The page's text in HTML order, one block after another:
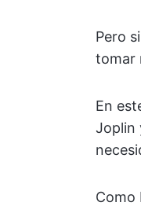
Pero
tomar
En
Joplin
Como